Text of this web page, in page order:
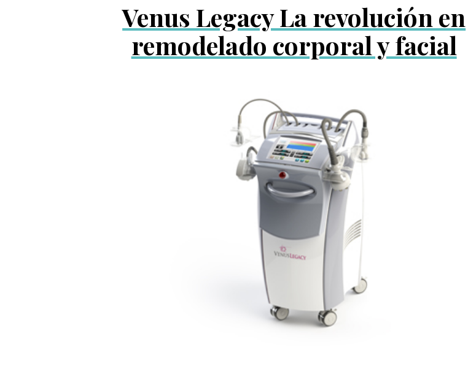
Venus Legacy La revolución en
remodelado corporal y facial